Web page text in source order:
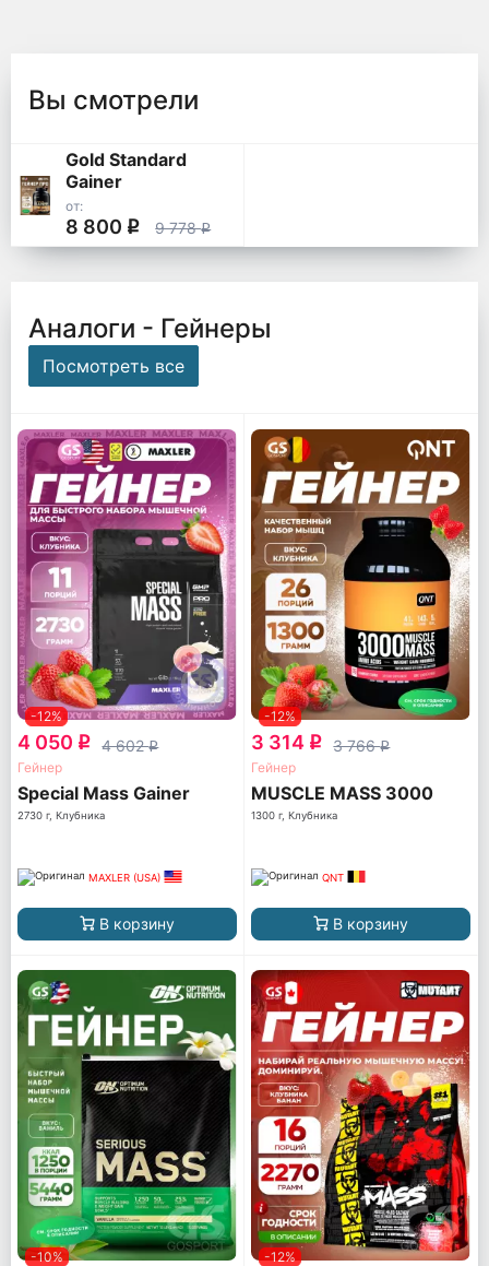
Вы смотрели
Gold Standard
Gainer
от:
8 800 q 9 778q
Аналоги - Гейнеры
Посмотреть все
-12%
4 050 q 4 602q
Гейнер
Special Mass Gainer
2730 г, Клубника
MAXLER (USA)
В корзину
-12%
3 314 q 3 766q
Гейнер
MUSCLE MASS 3000
1300 г, Клубника
QNT
В корзину
-10% -12%